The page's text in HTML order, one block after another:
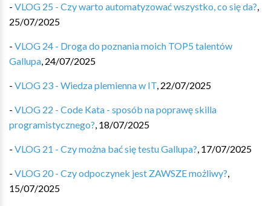
- VLOG 25 - Czy warto automatyzować wszystko, co się da?,
25/07/2025
- VLOG 24 - Droga do poznania moich TOP5 talentów
Gallupa, 24/07/2025
- VLOG 23 - Wiedza plemienna w IT, 22/07/2025
- VLOG 22 - Code Kata - sposób na poprawę skilla
programistycznego?, 18/07/2025
- VLOG 21 - Czy można bać się testu Gallupa?, 17/07/2025
- VLOG 20 - Czy odpoczynek jest ZAWSZE możliwy?,
15/07/2025